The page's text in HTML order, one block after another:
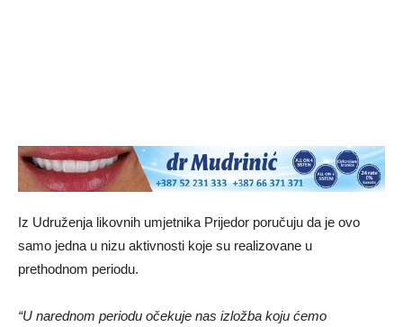
Iz Udruženja likovnih umjetnika Prijedor poručuju da je ovo
samo jedna u nizu aktivnosti koje su realizovane u
prethodnom periodu.
“U narednom periodu očekuje nas izložba koju ćemo